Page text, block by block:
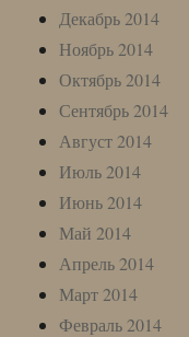
Декабрь 2014
Ноябрь 2014
Октябрь 2014
Сентябрь 2014
Август 2014
Июль 2014
Июнь 2014
Май 2014
Апрель 2014
Март 2014
Февраль 2014